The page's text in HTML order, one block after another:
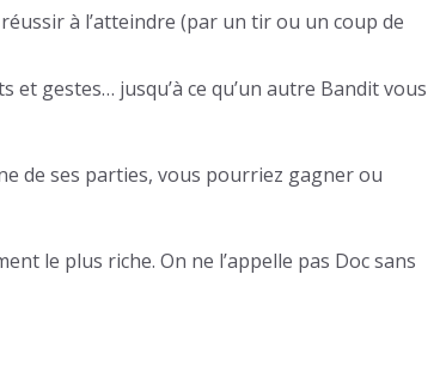
à l’atteindre (par un tir ou un coup de
gestes… jusqu’à ce qu’un autre Bandit vous
de ses parties, vous pourriez gagner ou
le plus riche. On ne l’appelle pas Doc sans